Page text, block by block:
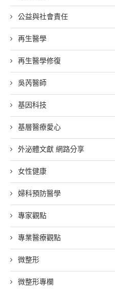
公益與社會責任
再生醫學
再生醫學修復
吳芮醫師
基因科技
基層醫療愛心
外泌體文獻 網路分享
女性健康
婦科預防醫學
專家觀點
專業醫療觀點
微整形
微整形專欄